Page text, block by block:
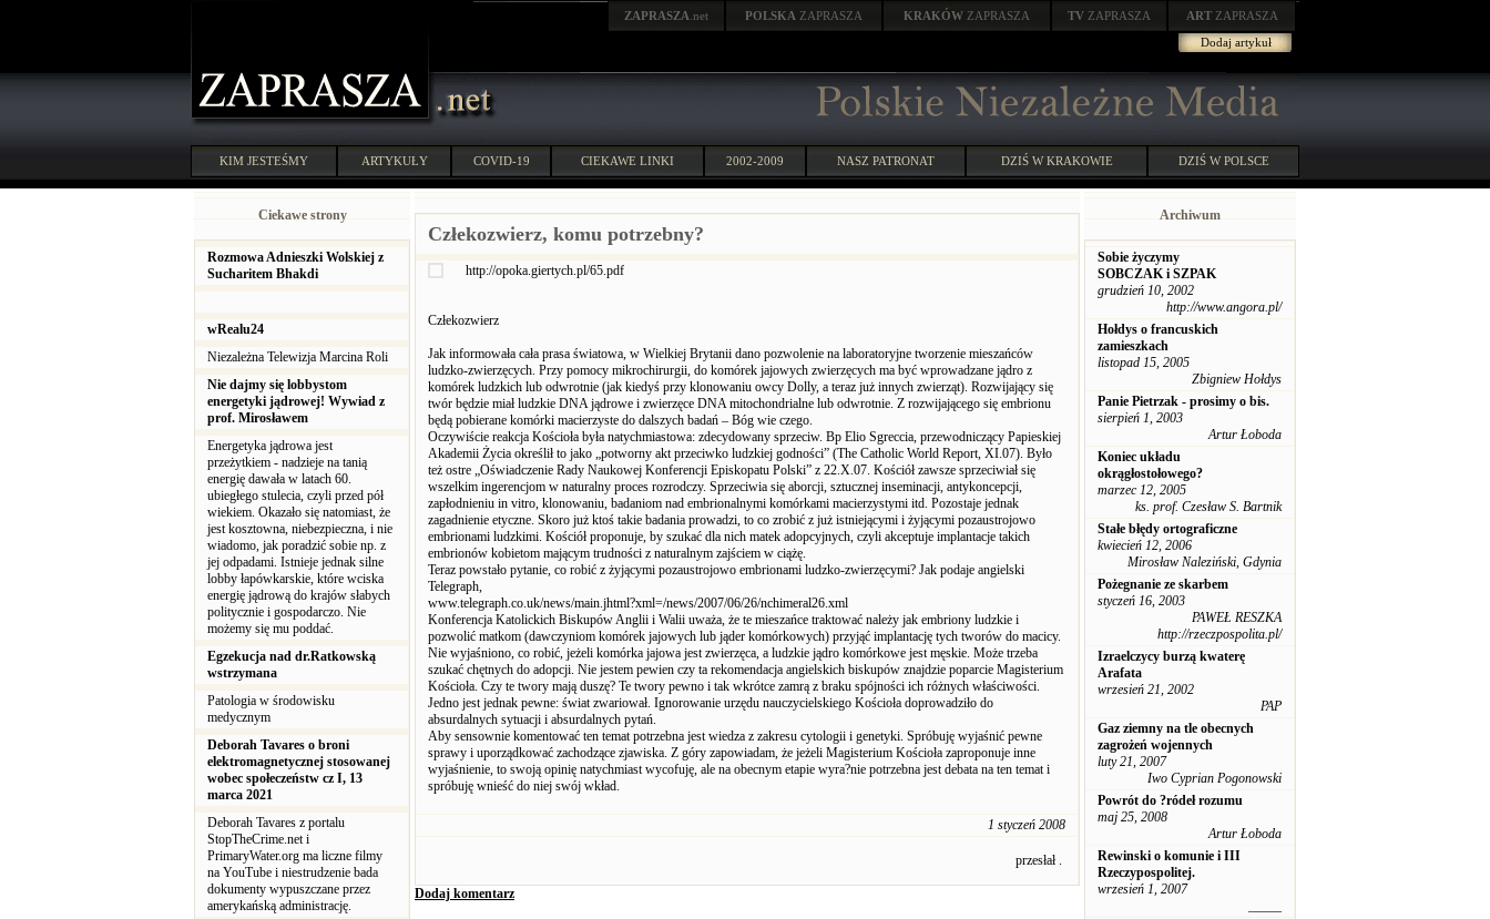
ZAPRASZA .net POLSKA ZAPRASZA KRAKÓW ZAPRASZA TV ZAPRASZA ART ZAPRASZA
Dodaj artykuł
KIM JESTEŚMY ARTYKUŁY COVID-19 CIEKAWE LINKI 2002-2009 NASZ PATRONAT DZIŚ W KRAKOWIE DZIŚ W POLSCE
Ciekawe strony
Rozmowa Adnieszki Wolskiej z
Sucharitem Bhakdi
wRealu24
Niezależna Telewizja Marcina Roli
Nie dajmy się lobbystom
energetyki jądrowej! Wywiad z
prof. Mirosławem
Energetyka jądrowa jest
przeżytkiem - nadzieje na tanią
energię dawała w latach 60.
ubiegłego stulecia, czyli przed pół
wiekiem. Okazało się natomiast, że
jest kosztowna, niebezpieczna, i nie
wiadomo, jak poradzić sobie np. z
jej odpadami. Istnieje jednak silne
lobby łapówkarskie, które wciska
energię jądrową do krajów słabych
politycznie i gospodarczo. Nie
możemy się mu poddać.
Egzekucja nad dr.Ratkowską
wstrzymana
Patologia w środowisku
medycznym
Deborah Tavares o broni
elektromagnetycznej stosowanej
wobec społeczeństw cz I, 13
marca 2021
Deborah Tavares z portalu
StopTheCrime.net i
PrimaryWater.org ma liczne filmy
na YouTube i niestrudzenie bada
dokumenty wypuszczane przez
amerykańską administrację.
Człekozwierz, komu potrzebny?
http://opoka.giertych.pl/65.pdf
Człekozwierz
Jak informowała cała prasa światowa, w Wielkiej Brytanii dano pozwolenie na laboratoryjne tworzenie mieszańców
ludzko-zwierzęcych. Przy pomocy mikrochirurgii, do komórek jajowych zwierzęcych ma być wprowadzane jądro z
komórek ludzkich lub odwrotnie (jak kiedyś przy klonowaniu owcy Dolly, a teraz już innych zwierząt). Rozwijający się
twór będzie miał ludzkie DNA jądrowe i zwierzęce DNA mitochondrialne lub odwrotnie. Z rozwijającego się embrionu
będą pobierane komórki macierzyste do dalszych badań – Bóg wie czego.
Oczywiście reakcja Kościoła była natychmiastowa: zdecydowany sprzeciw. Bp Elio Sgreccia, przewodniczący Papieskiej
Akademii Życia określił to jako „potworny akt przeciwko ludzkiej godności” (The Catholic World Report, XI.07). Było
też ostre „Oświadczenie Rady Naukowej Konferencji Episkopatu Polski” z 22.X.07. Kościół zawsze sprzeciwiał się
wszelkim ingerencjom w naturalny proces rozrodczy. Sprzeciwia się aborcji, sztucznej inseminacji, antykoncepcji,
zapłodnieniu in vitro, klonowaniu, badaniom nad embrionalnymi komórkami macierzystymi itd. Pozostaje jednak
zagadnienie etyczne. Skoro już ktoś takie badania prowadzi, to co zrobić z już istniejącymi i żyjącymi pozaustrojowo
embrionami ludzkimi. Kościół proponuje, by szukać dla nich matek adopcyjnych, czyli akceptuje implantacje takich
embrionów kobietom mającym trudności z naturalnym zajściem w ciążę.
Teraz powstało pytanie, co robić z żyjącymi pozaustrojowo embrionami ludzko-zwierzęcymi? Jak podaje angielski
Telegraph,
www.telegraph.co.uk/news/main.jhtml?xml=/news/2007/06/26/nchimeral26.xml
Konferencja Katolickich Biskupów Anglii i Walii uważa, że te mieszańce traktować należy jak embriony ludzkie i
pozwolić matkom (dawczyniom komórek jajowych lub jąder komórkowych) przyjąć implantację tych tworów do macicy.
Nie wyjaśniono, co robić, jeżeli komórka jajowa jest zwierzęca, a ludzkie jądro komórkowe jest męskie. Może trzeba
szukać chętnych do adopcji. Nie jestem pewien czy ta rekomendacja angielskich biskupów znajdzie poparcie Magisterium
Kościoła. Czy te twory mają duszę? Te twory pewno i tak wkrótce zamrą z braku spójności ich różnych właściwości.
Jedno jest jednak pewne: świat zwariował. Ignorowanie urzędu nauczycielskiego Kościoła doprowadziło do
absurdalnych sytuacji i absurdalnych pytań.
Aby sensownie komentować ten temat potrzebna jest wiedza z zakresu cytologii i genetyki. Spróbuję wyjaśnić pewne
sprawy i uporządkować zachodzące zjawiska. Z góry zapowiadam, że jeżeli Magisterium Kościoła zaproponuje inne
wyjaśnienie, to swoją opinię natychmiast wycofuję, ale na obecnym etapie wyra?nie potrzebna jest debata na ten temat i
spróbuję wnieść do niej swój wkład.
1 styczeń 2008
przesłał .
Dodaj komentarz
Archiwum
Sobie życzymy
SOBCZAK i SZPAK
grudzień 10, 2002
http://www.angora.pl/
Hołdys o francuskich
zamieszkach
listopad 15, 2005
Zbigniew Hołdys
Panie Pietrzak - prosimy o bis.
sierpień 1, 2003
Artur Łoboda
Koniec układu
okrągłostołowego?
marzec 12, 2005
ks. prof. Czesław S. Bartnik
Stałe błędy ortograficzne
kwiecień 12, 2006
Mirosław Naleziński, Gdynia
Pożegnanie ze skarbem
styczeń 16, 2003
PAWEŁ RESZKA
http://rzeczpospolita.pl/
Izraelczycy burzą kwaterę
Arafata
wrzesień 21, 2002
PAP
Gaz ziemny na tle obecnych
zagrożeń wojennych
luty 21, 2007
Iwo Cyprian Pogonowski
Powrót do ?ródeł rozumu
maj 25, 2008
Artur Łoboda
Rewinski o komunie i III
Rzeczypospolitej.
wrzesień 1, 2007